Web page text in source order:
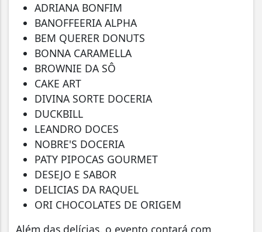
ADRIANA BONFIM
BANOFFEERIA ALPHA
BEM QUERER DONUTS
BONNA CARAMELLA
BROWNIE DA SÔ
CAKE ART
DIVINA SORTE DOCERIA
DUCKBILL
LEANDRO DOCES
NOBRE'S DOCERIA
PATY PIPOCAS GOURMET
DESEJO E SABOR
DELICIAS DA RAQUEL
ORI CHOCOLATES DE ORIGEM